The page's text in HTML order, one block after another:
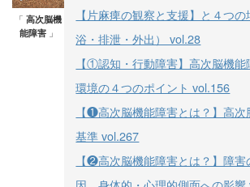
「 高次脳機
能障害」
【片麻痺の観察と支援】と４つ
浴・排泄・外出） vol.28
【①認知・行動障害】高次脳機
環境の４つのポイント vol.156
【❶高次脳機能障害とは？】高
基準 vol.267
【❷高次脳機能障害とは？】障